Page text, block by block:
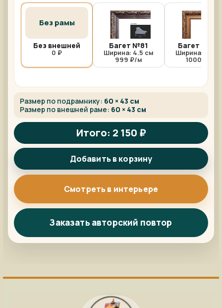
Без рамы
Без внешней
0 ₽
Багет №81
Ширина: 4.5 см
999 ₽/м
Багет №81/
Ширина: 4.5
1000 ₽/м
Размер по подрамнику: 60 × 43 см
Размер по внешней раме: 60 × 43 см
Итого: 2 150 ₽
Добавить в корзину
Смотреть в интерьере
Заказать авторский повтор